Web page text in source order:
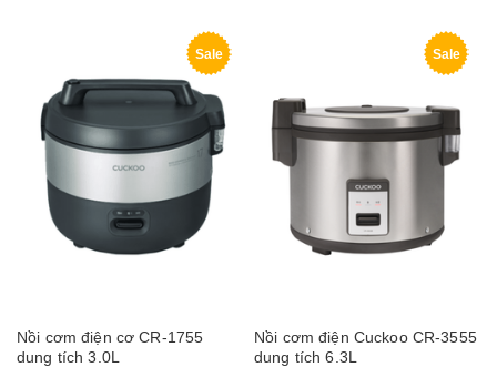
Sale
Nồi cơm điện cơ CR-1755
dung tích 3.0L
Sale
Nồi cơm điện Cuckoo CR-3555
dung tích 6.3L